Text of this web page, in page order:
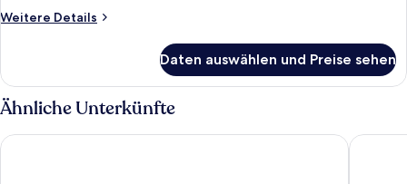
Weitere Details
Weitere
1 Einzelbett
Daten auswählen und Preise sehen
Ähnliche Unterkünfte
NEW YORKER BY LOTTE HOTELS Arlo